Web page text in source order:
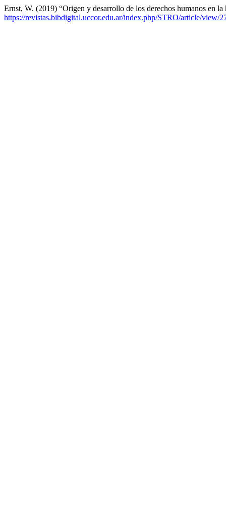
Ernst, W. (2019) “Origen y desarrollo de los derechos humanos en
https://revistas.bibdigital.uccor.edu.ar/index.php/STRO/article/view/